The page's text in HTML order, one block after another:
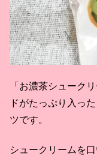
「お濃茶シューク
ドがたっぷり入っ
ツです。
シュークリームを